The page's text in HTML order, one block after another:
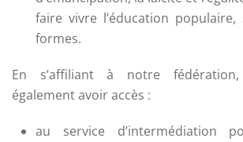
faire vivre l’éducation
formes.
En s’affiliant à notre
également avoir accès :
au service d’intermédiation